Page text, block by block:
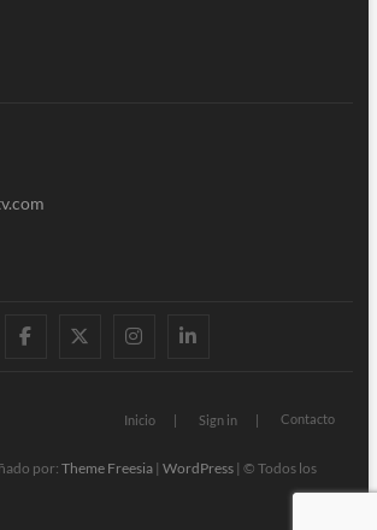
facebooktwitterinstagram
linkedin
Inicio Sign in Contacto
por: Theme Freesia| WordPress| © Todos los